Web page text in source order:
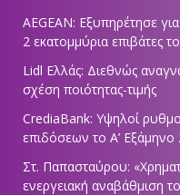
AEGEAN: Εξυπηρέτησε
2 εκατομμύρια επιβάτες
Lidl Ελλάς: Διεθνώς
σχέση ποιότητας-τιμής
CrediaBank: Υψηλοί
επιδόσεων το Α’ Εξάμηνο
Στ. Παπασταύρου:
ενεργειακή αναβάθμιση